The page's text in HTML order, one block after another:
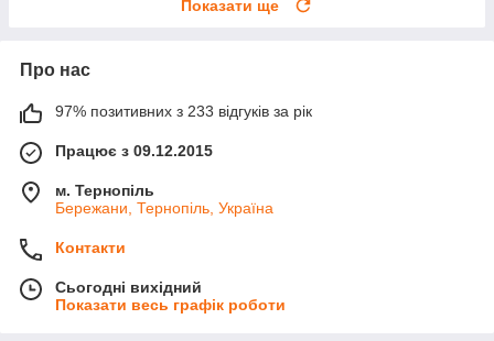
Показати ще
Про нас
97% позитивних з 233 відгуків за рік
Працює з 09.12.2015
м. Тернопіль
Бережани, Тернопіль, Україна
Контакти
Сьогодні вихідний
Показати весь графік роботи